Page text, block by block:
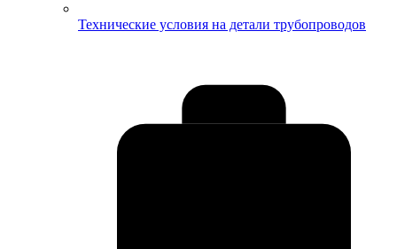
Технические условия на детали трубопроводов